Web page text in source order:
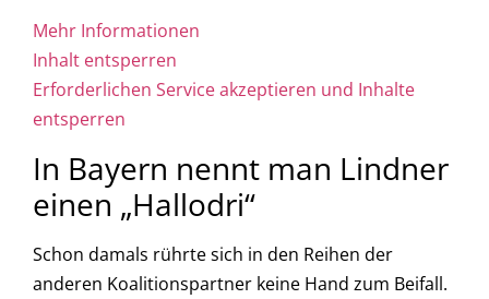
Mehr Informationen
Inhalt entsperren
Erforderlichen Service akzeptieren und Inhalte
entsperren
In Bayern nennt man Lindner
einen „Hallodri“
Schon damals rührte sich in den Reihen der
anderen Koalitionspartner keine Hand zum Beifall.